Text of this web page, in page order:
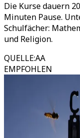
Die Kurse dauern
Minuten Pause.
Schulfächer:
und Religion.
QUELLE:AA
EMPFOHLEN